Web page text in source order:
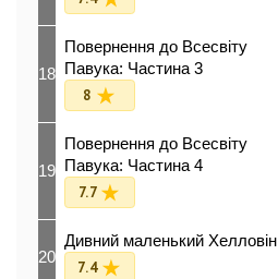
18
Повернення до Всесвіту
Павука: Частина 3
8
19
Повернення до Всесвіту
Павука: Частина 4
7.7
20
Дивний маленький Хелловін
7.4